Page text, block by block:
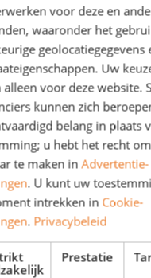
voor deze en
waaronder het
geolocatiegegevens
Uw
alleen voor deze website.
kunnen zich
belang in plaats
u hebt het recht om
te maken inAdvertentie-
. U kunt uw
intrekken in Cookie-
. Privacybeleid
Prestatie